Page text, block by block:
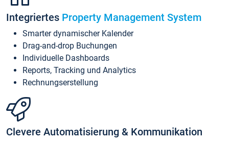
Integriertes Property Management System
Smarter dynamischer Kalender
Drag-and-drop Buchungen
Individuelle Dashboards
Reports, Tracking und Analytics
Rechnungserstellung
Clevere Automatisierung & Kommunikation